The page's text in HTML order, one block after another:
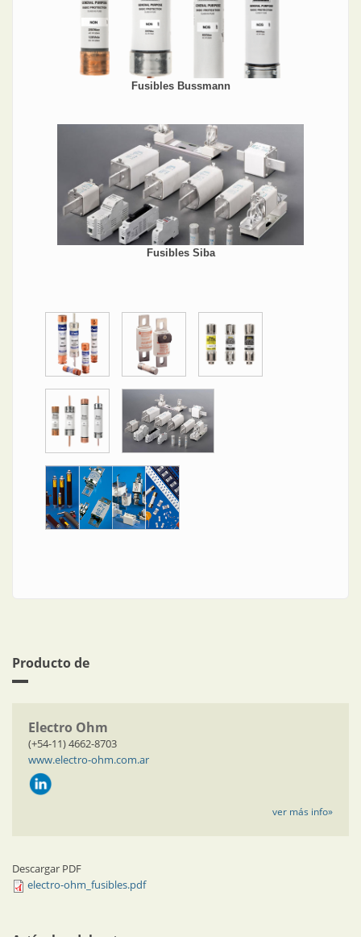
Fusibles Bussmann
Fusibles Siba
Producto de
Electro Ohm
(+54-11) 4662-8703
www.electro-ohm.com.ar
ver más info»
Descargar PDF
electro-ohm_fusibles.pdf